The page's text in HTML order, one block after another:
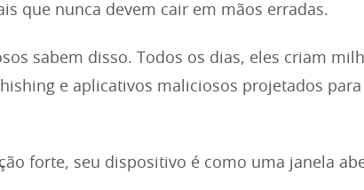
que nunca devem cair em mãos erradas.
sabem disso. Todos os dias, eles criam
e aplicativos maliciosos projetados
forte, seu dispositivo é como uma janela